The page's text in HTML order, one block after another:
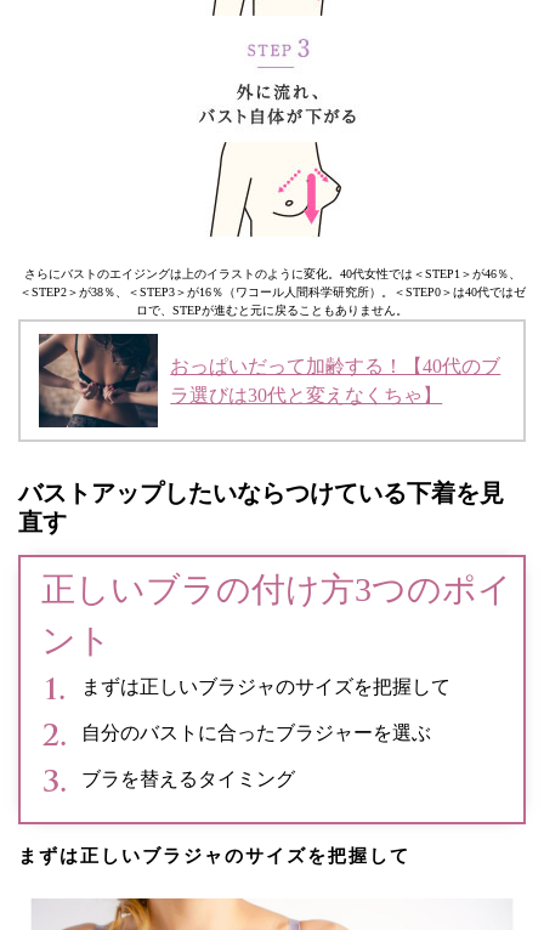
さらにバストのエイジングは上のイラストのように変化。40代女性では＜STEP1＞が46％、
＜STEP2＞が38％、＜STEP3＞が16％（ワコール人間科学研究所）。＜STEP0＞は40代ではゼ
ロで、STEPが進むと元に戻ることもありません。
おっぱいだって加齢する！【40代のブ
ラ選びは30代と変えなくちゃ】
バストアップしたいならつけている下着を見
直す
正しいブラの付け方3つのポイ
ント
まずは正しいブラジャのサイズを把握して
自分のバストに合ったブラジャーを選ぶ
ブラを替えるタイミング
まずは正しいブラジャのサイズを把握して